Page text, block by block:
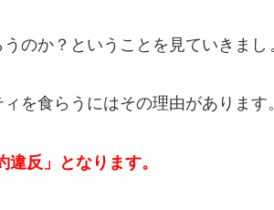
のか？ということを見ていきまし
を食らうにはその理由があります。
反」となります。